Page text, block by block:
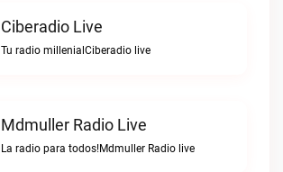
Ciberadio Live
Tu radio millenialCiberadio live
Mdmuller Radio Live
La radio para todos!Mdmuller Radio live